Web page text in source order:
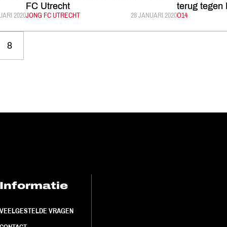
2020
FC Utrecht
CATEGORIE:
JONG FC UTRECHT GEPUBLICEERD:
28 JANUARI 2020
terug tegen
CATEGORIE:
O14
8
Informatie
VEELGESTELDE VRAGEN